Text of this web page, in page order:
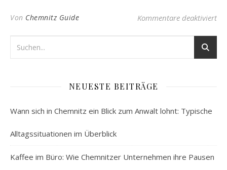
Von Chemnitz Guide Kommentare deaktiviertfür
NEUESTE BEITRÄGE
Wann sich in Chemnitz ein Blick zum Anwalt lohnt: Typische
Alltagssituationen im Überblick
Kaffee im Büro: Wie Chemnitzer Unternehmen ihre Pausen